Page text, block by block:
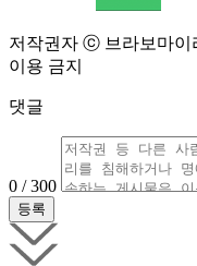
저작권자 ⓒ 브라보마이
이용 금지
댓글
0 / 300